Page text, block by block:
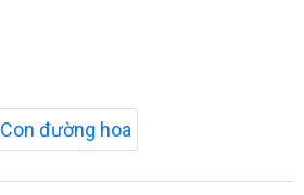
Con đường hoa